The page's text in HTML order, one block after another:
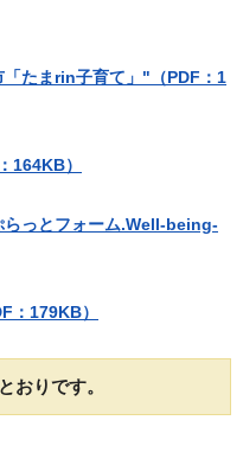
たまrin子育て」"（PDF：1
164KB）
らっとフォーム.Well-being-
：179KB）
おりです。